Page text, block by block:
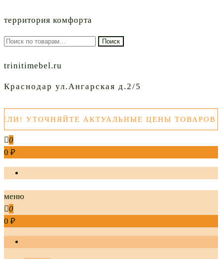
территория комфорта
Искать: Поиск
trinitimebel.ru
Краснодар ул.Ангарская д.2/5
АКТУАЛЬНЫЕ ЦЕНЫ ТОВАРОВ ПЕРЕД
0
0 ₽
меню
0
0 ₽